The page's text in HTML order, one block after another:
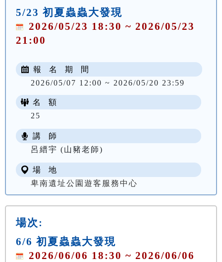
5/23 初夏蟲蟲大發現
2026/05/23 18:30 ~ 2026/05/23
21:00
報 名 期 間
2026/05/07 12:00 ~ 2026/05/20 23:59
名 額
25
講 師
呂縉宇 (山豬老師)
場 地
卑南遺址公園遊客服務中心
場次:
6/6 初夏蟲蟲大發現
2026/06/06 18:30 ~ 2026/06/06